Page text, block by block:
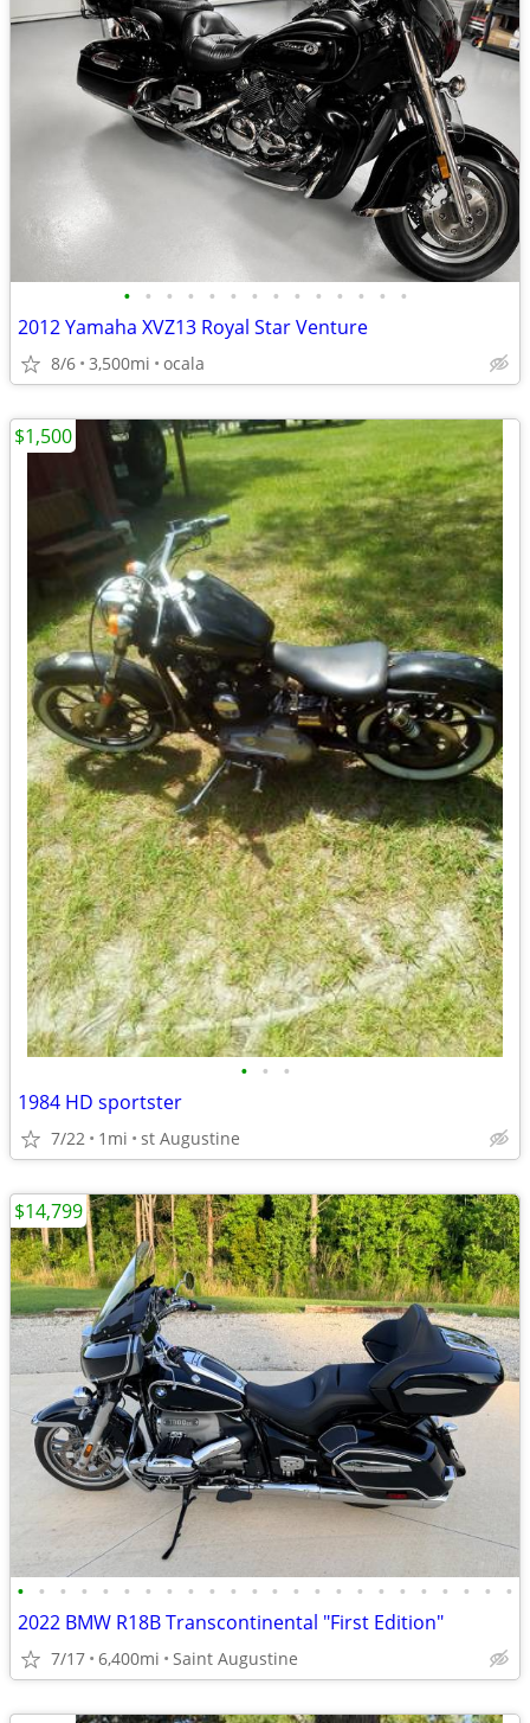
• • • • • • • • • • • • • •
2012 Yamaha XVZ13 Royal Star Venture
8/6 3,500mi ocala
• • •
1984 HD sportster
7/22 1mi st Augustine
$1,500
• • • • • • • • • • • • • • • • • • • • • • • •
2022 BMW R18B Transcontinental "First Edition"
7/17 6,400mi Saint Augustine
$14,799